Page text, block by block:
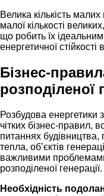
Велика кількість
малої кількості
що робить їх
енергетичної
Бізнес-
розподіленої
Розбудова енергетики
чітких бізнес-правил,
питаннях будівництва,
тепла, об’єктів
важливими
розподіленої генерації.
Необхідність